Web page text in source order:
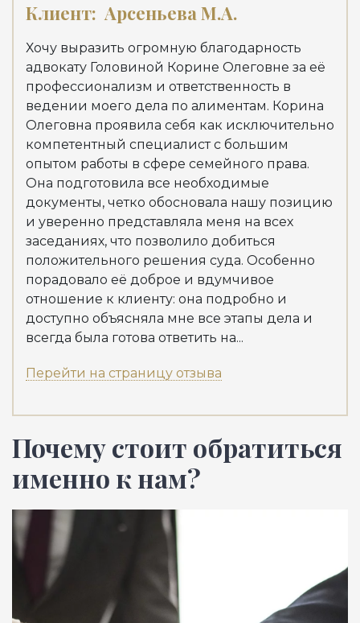
Клиент: Арсеньева М.А.
Хочу выразить огромную благодарность
адвокату Головиной Корине Олеговне за её
профессионализм и ответственность в
ведении моего дела по алиментам. Корина
Олеговна проявила себя как исключительно
компетентный специалист с большим
опытом работы в сфере семейного права.
Она подготовила все необходимые
документы, четко обосновала нашу позицию
и уверенно представляла меня на всех
заседаниях, что позволило добиться
положительного решения суда. Особенно
порадовало её доброе и вдумчивое
отношение к клиенту: она подробно и
доступно объясняла мне все этапы дела и
всегда была готова ответить на...
Перейти на страницу отзыва
Почему стоит обратиться
именно к нам?